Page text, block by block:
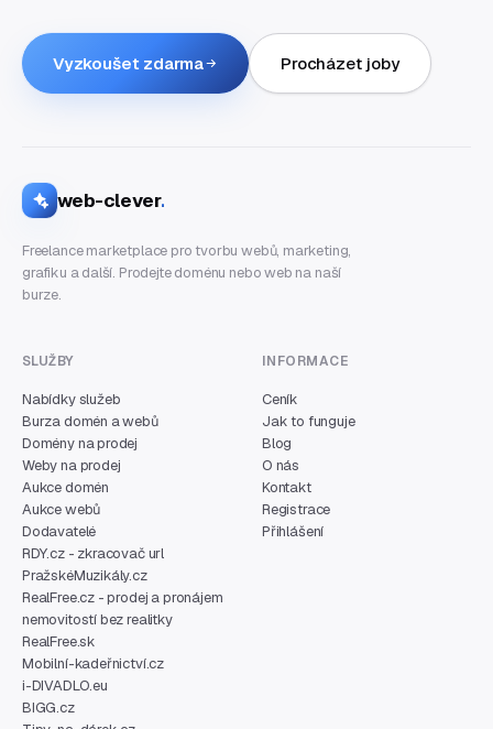
Vyzkoušet zdarma Procházet joby
web-clever.
Freelance marketplace pro tvorbu webů, marketing,
grafiku a další. Prodejte doménu nebo web na naší
burze.
SLUŽBY
Nabídky služeb
Burza domén a webů
Domény na prodej
Weby na prodej
Aukce domén
Aukce webů
Dodavatelé
RDY.cz - zkracovač url
PražskéMuzikály.cz
RealFree.cz - prodej a pronájem
nemovitostí bez realitky
RealFree.sk
Mobilní-kadeřnictví.cz
i-DIVADLO.eu
BIGG.cz
INFORMACE
Ceník
Jak to funguje
Blog
O nás
Kontakt
Registrace
Přihlášení